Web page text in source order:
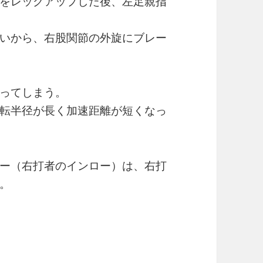
から、右股関節の外旋にブレー
てしまう。
半径が長く加速距離が短くなっ
（右打者のインロー）は、右打